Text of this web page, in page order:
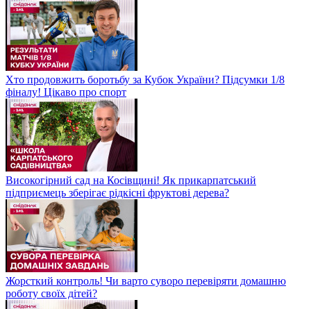
Хто продовжить боротьбу за Кубок України? Підсумки 1/8
фіналу! Цікаво про спорт
Високогірний сад на Косівщині! Як прикарпатський
підприємець зберігає рідкісні фруктові дерева?
Жорсткий контроль! Чи варто суворо перевіряти домашню
роботу своїх дітей?